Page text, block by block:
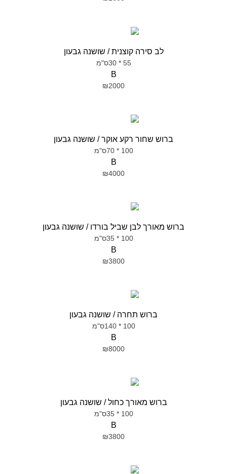
לב סירה קוצנית / שושנה גבעון
55 * 30ס"מ
B
₪2000
ברוש שחור רקע אוקר / שושנה גבעון
100 * 70ס"מ
B
₪4000
ברוש מאורך לבן שביל בורדו / שושנה גבעון
100 * 35ס"מ
B
₪3800
ברוש תחרה / שושנה גבעון
100 * 140ס"מ
B
₪8000
ברוש מאורך כחול / שושנה גבעון
100 * 35ס"מ
B
₪3800